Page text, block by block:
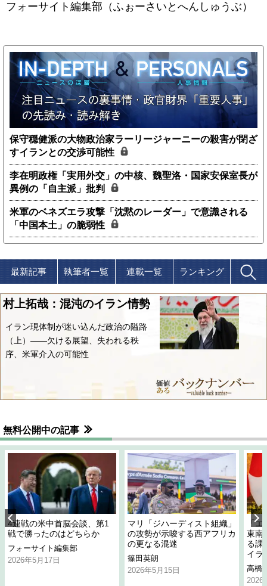
フォーサイト編集部（ふぉーさいとへんしゅうぶ）
保守穏健派の大物政治家ラーリージャーニーの殺害が閉ざ
すイランとの交渉可能性
李在明政権「実用外交」の中核、魏聖洛・国家安保室長が
異例の「自主派」批判
米軍のベネズエラ攻撃「沈黙のレーダー」で意識される
「中国本土」の脆弱性
最新記事 執筆者一覧 連載一覧 ランキング
村上拓哉：混沌のイラン情勢
イラン現体制が迷い込んだ政治の隘路
（上）――欠ける展望、失われる秩
序、米軍介入の可能性
無料公開中の記事
4連戦の米中首脳会談、第1
戦で勝ったのはどちらか
フォーサイト編集部
2026年5月17日
マリ「ジハーディスト組織」
の攻勢が示唆する西アフリカ
の更なる混迷
篠田英朗
2026年5月15日
「
東南
る課
イラ
高橋
2026